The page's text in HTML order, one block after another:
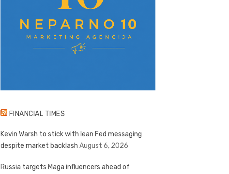
FINANCIAL TIMES
Kevin Warsh to stick with lean Fed messaging
despite market backlash August 6, 2026
Russia targets Maga influencers ahead of